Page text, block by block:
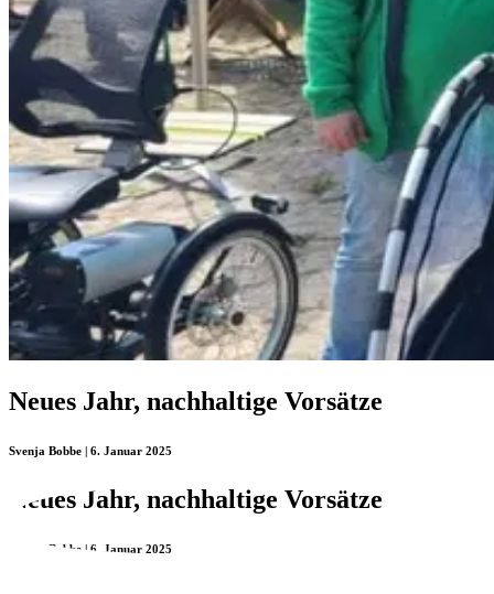
Neues Jahr, nachhaltige Vorsätze
Svenja Bobbe | 6. Januar 2025
Neues Jahr, nachhaltige Vorsätze
Svenja Bobbe | 6. Januar 2025